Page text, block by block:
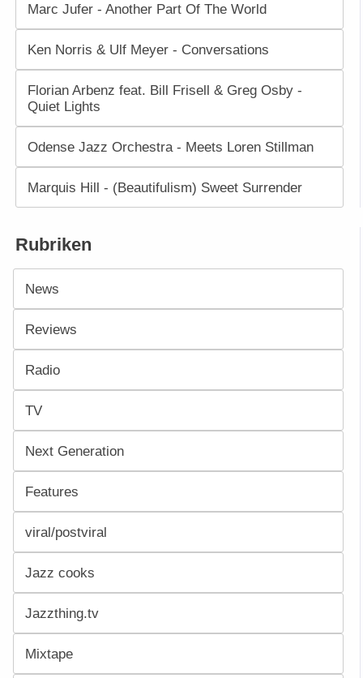
Marc Jufer - Another Part Of The World
Ken Norris & Ulf Meyer - Conversations
Florian Arbenz feat. Bill Frisell & Greg Osby -
Quiet Lights
Odense Jazz Orchestra - Meets Loren Stillman
Marquis Hill - (Beautifulism) Sweet Surrender
Rubriken
News
Reviews
Radio
TV
Next Generation
Features
viral/postviral
Jazz cooks
Jazzthing.tv
Mixtape